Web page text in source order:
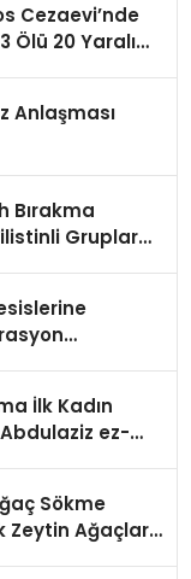
Cezaevi’nde
Ölü 20 Yaralı
Anlaşması
Bırakma
Gruplar
İlk Kadın
Abdulaziz ez-
Sökme
Zeytin Ağaçları